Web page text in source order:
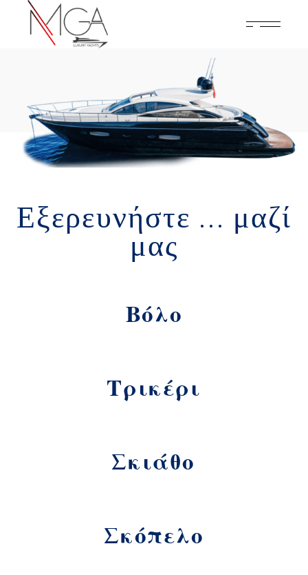
Εξερευνήστε ... μαζί
μας
Βόλο
Τρικέρι
Σκιάθο
Σκόπελο